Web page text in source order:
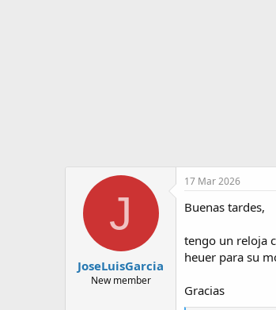
J
JoseLuisGarcia
New member
17 Mar 2026
Buenas tardes,
tengo un reloja
heuer para su
Gracias